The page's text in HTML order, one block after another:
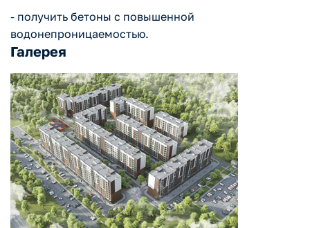
- получить бетоны с повышенной
водонепроницаемостью.
Галерея